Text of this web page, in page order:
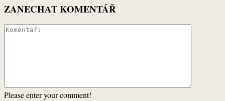
ZANECHAT KOMENTÁŘ
Please enter your comment!